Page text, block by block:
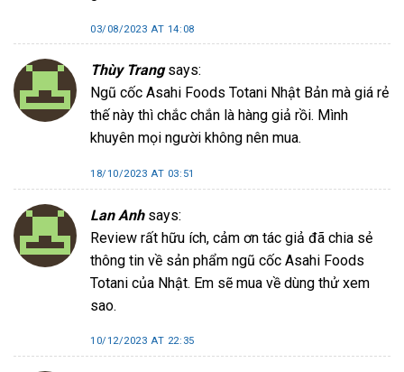
03/08/2023 AT 14:08
Thùy Trang says:
Ngũ cốc Asahi Foods Totani Nhật Bản mà giá rẻ
thế này thì chắc chắn là hàng giả rồi. Mình
khuyên mọi người không nên mua.
18/10/2023 AT 03:51
Lan Anh says:
Review rất hữu ích, cảm ơn tác giả đã chia sẻ
thông tin về sản phẩm ngũ cốc Asahi Foods
Totani của Nhật. Em sẽ mua về dùng thử xem
sao.
10/12/2023 AT 22:35